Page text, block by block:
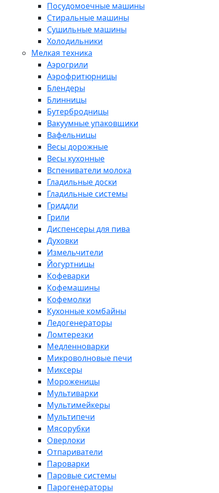
Посудомоечные машины
Стиральные машины
Сушильные машины
Холодильники
Мелкая техника
Аэрогрили
Аэрофритюрницы
Блендеры
Блинницы
Бутербродницы
Вакуумные упаковщики
Вафельницы
Весы дорожные
Весы кухонные
Вспениватели молока
Гладильные доски
Гладильные системы
Гриддли
Грили
Диспенсеры для пива
Духовки
Измельчители
Йогуртницы
Кофеварки
Кофемашины
Кофемолки
Кухонные комбайны
Ледогенераторы
Ломтерезки
Медленноварки
Микроволновые печи
Миксеры
Мороженицы
Мультиварки
Мультимейкеры
Мультипечи
Мясорубки
Оверлоки
Отпариватели
Пароварки
Паровые системы
Парогенераторы